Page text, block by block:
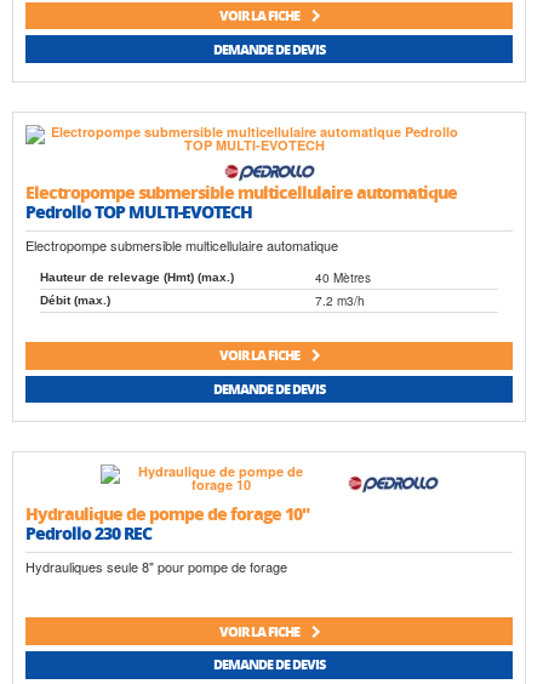
VOIR LA FICHE
DEMANDE DE DEVIS
Electropompe submersible multicellulaire automatique
Pedrollo TOP MULTI-EVOTECH
Electropompe submersible multicellulaire automatique
Hauteur de relevage (Hmt) (max.) 40 Mètres
Débit (max.) 7.2 m3/h
VOIR LA FICHE
DEMANDE DE DEVIS
Hydraulique de pompe de forage 10"
Pedrollo 230 REC
Hydrauliques seule 8" pour pompe de forage
VOIR LA FICHE
DEMANDE DE DEVIS